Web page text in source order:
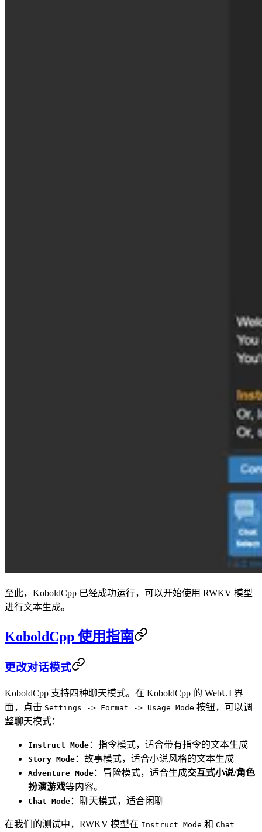
至此，KoboldCpp 已经成功运行，可以开始使用 RWKV 模型
进行文本生成。
KoboldCpp 使用指南
更改对话模式
KoboldCpp 支持四种聊天模式。在 KoboldCpp 的 WebUI 界
面，点击 Settings -> Format -> Usage Mode 按钮，可以调
整聊天模式：
Instruct Mode ：指令模式，适合带有指令的文本生成
Story Mode ：故事模式，适合小说风格的文本生成
Adventure Mode ：冒险模式，适合生成交互式小说/角色
扮演游戏等内容。
Chat Mode ：聊天模式，适合闲聊
在我们的测试中，RWKV 模型在 Instruct Mode 和 Chat